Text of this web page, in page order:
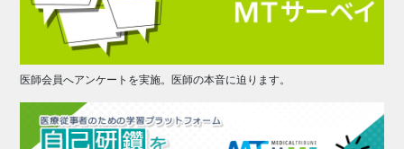
医師会員へアンケートを実施。医師の本音に迫ります。